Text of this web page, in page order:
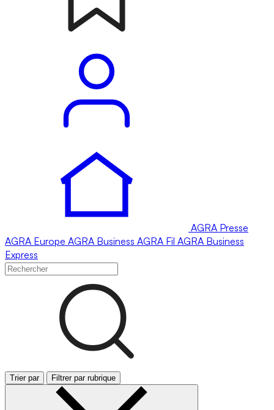
AGRA Presse
AGRA Europe AGRA Business AGRA Fil AGRA Business
Express
Trier par Filtrer par rubrique